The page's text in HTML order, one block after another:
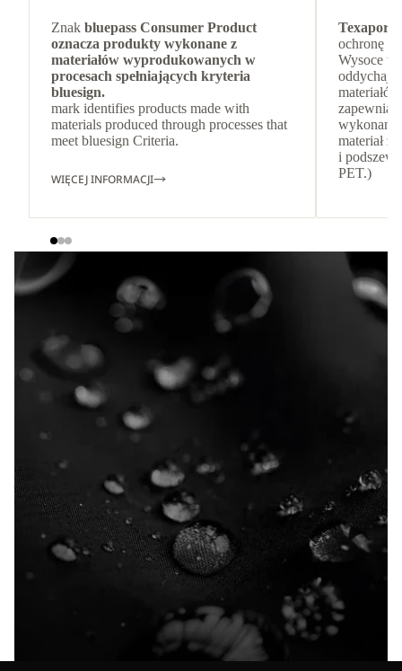
Znak bluepass Consumer Product
oznacza produkty wykonane z
materiałów wyprodukowanych w
procesach spełniających kryteria
bluesign.
mark identifies products made with
materials produced through processes that
meet bluesign Criteria.
WIĘCEJ INFORMACJI
Texapore
ochronę
Wysoce
zapewnia
wykonana
materiał
i
PET.)